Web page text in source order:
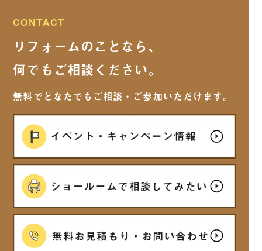
2025年9月 (15)
2025年8月(13)
2025年7月 (5)
2025年6月
2025年5月(6)
2025年4月
2025年3月 (5)
CONTACT
リフォームのことなら、
何でもご相談ください。
無料でどなたでもご相談・ご参加いただけます。